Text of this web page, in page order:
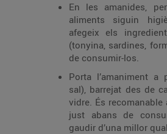
En les amanides,
aliments siguin
afegeix els
(tonyina, sardines,
de consumir-los.
Porta l’amaniment
sal), barrejat des de
vidre. És
just abans de
gaudir d’una millor